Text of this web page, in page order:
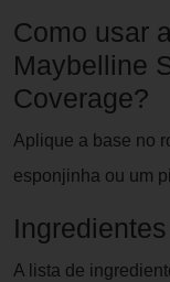
Como usar
Maybelline
Coverage?
Aplique a base no
esponjinha ou um
Ingredientes
A lista de